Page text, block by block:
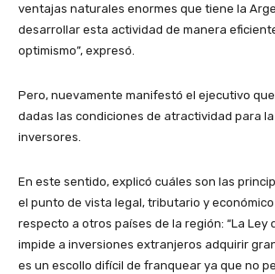
ventajas naturales enormes que tiene la
desarrollar esta actividad de manera
optimismo”, expresó.
Pero, nuevamente manifestó el ejecutivo
dadas las condiciones de atractividad para
inversores.
En este sentido, explicó cuáles son las
el punto de vista legal, tributario y
respecto a otros países de la región: “La Ley
impide a inversiones extranjeros adquirir
es un escollo difícil de franquear ya que no